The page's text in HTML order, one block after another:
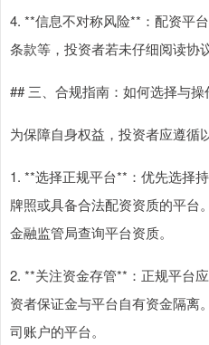
4. **信息不对称风险**：配资平
条款等，投资者若未仔细阅读协
## 三、合规指南：如何选择与操
为保障自身权益，投资者应遵循
1. **选择正规平台**：优先选择
牌照或具备合法配资资质的平台
金融监管局查询平台资质。
2. **关注资金存管**：正规平台
资者保证金与平台自有资金隔离
司账户的平台。